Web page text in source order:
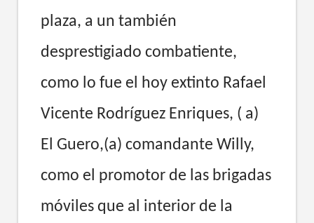
plaza, a un también
desprestigiado combatiente,
como lo fue el hoy extinto Rafael
Vicente Rodríguez Enriques, ( a)
El Guero,(a) comandante Willy,
como el promotor de las brigadas
móviles que al interior de la